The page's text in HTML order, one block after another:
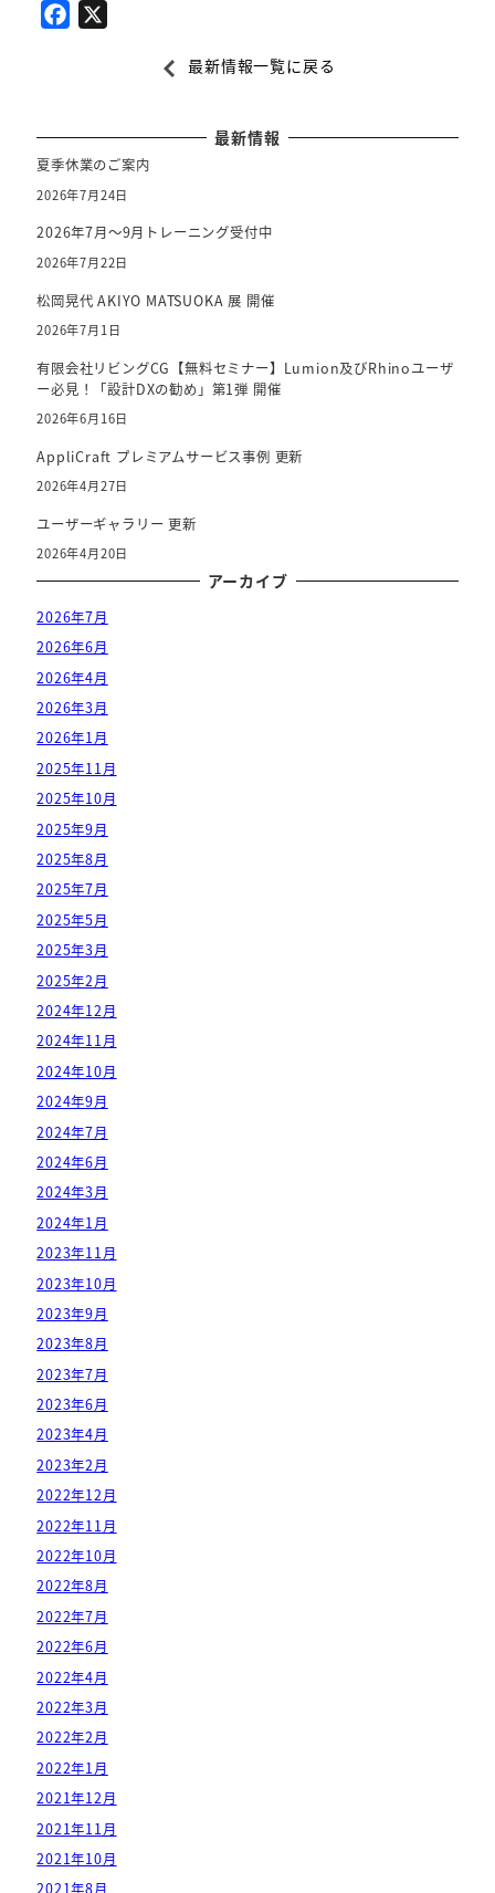
o
o
最新情報一覧に戻る
最新情報
夏季休業のご案内
2026年7月24日
2026年7月～9月トレーニング受付中
2026年7月22日
松岡晃代 AKIYO MATSUOKA 展 開催
2026年7月1日
有限会社リビングCG【無料セミナー】Lumion及びRhinoユーザ
ー必見！「設計DXの勧め」第1弾 開催
2026年6月16日
AppliCraft プレミアムサービス事例 更新
2026年4月27日
ユーザーギャラリー 更新
2026年4月20日
アーカイブ
2026年7月
2026年6月
2026年4月
2026年3月
2026年1月
2025年11月
2025年10月
2025年9月
2025年8月
2025年7月
2025年5月
2025年3月
2025年2月
2024年12月
2024年11月
2024年10月
2024年9月
2024年7月
2024年6月
2024年3月
2024年1月
2023年11月
2023年10月
2023年9月
2023年8月
2023年7月
2023年6月
2023年4月
2023年2月
2022年12月
2022年11月
2022年10月
2022年8月
2022年7月
2022年6月
2022年4月
2022年3月
2022年2月
2022年1月
2021年12月
2021年11月
2021年10月
2021年8月